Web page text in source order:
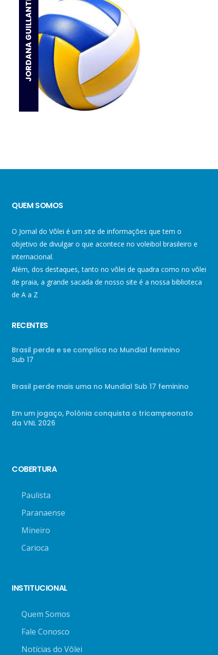
JORDANA GUILLANTE
QUEM SOMOS
O Jornal do Vôlei é um site de informações que tem o
objetivo de divulgar o que acontece no voleibol brasileiro e
internacional.
Além, dos destaques, tanto no vôlei de quadra como no vôlei
de praia, a grande sacada de nosso site é a nossa biblioteca
de A a Z
RECENTES
Brasil perde e se complica no Mundial feminino
Sub 17
Brasil perde mais uma no Mundial Sub 17 feminino
Em um jogaço, Polônia conquista o tricampeonato
da VNL 2026
COBERTURA
Paulista
Paranaense
Mineiro
Carioca
INSTITUCIONAL
Quem Somos
Fale Conosco
Notícias do Vôlei